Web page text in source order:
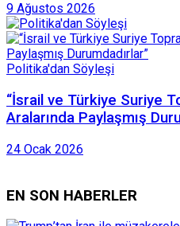
9 Ağustos 2026
Politika'dan Söyleşi
“İsrail ve Türkiye Suriye
Aralarında Paylaşmış
24 Ocak 2026
EN SON HABERLER